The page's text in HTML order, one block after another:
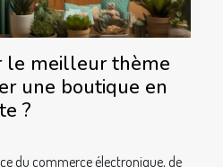
le meilleur thème
une boutique en
?
du commerce électronique, de